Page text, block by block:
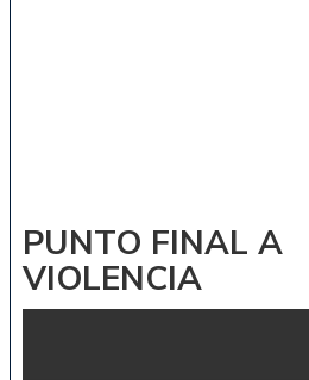
PUNTO FINAL A
VIOLENCIA